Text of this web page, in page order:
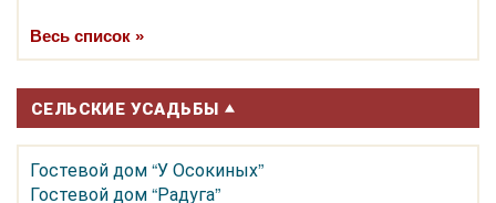
Весь список »
СЕЛЬСКИЕ УСАДЬБЫ
Гостевой дом “У Осокиных”
Гостевой дом “Радуга”